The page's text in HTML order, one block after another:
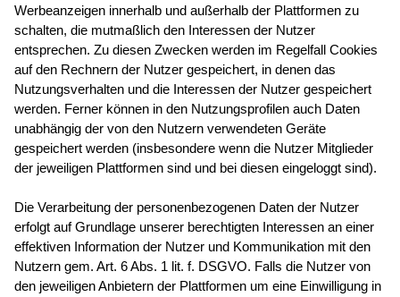
Werbeanzeigen innerhalb und außerhalb der Plattformen zu
schalten, die mutmaßlich den Interessen der Nutzer
entsprechen. Zu diesen Zwecken werden im Regelfall Cookies
auf den Rechnern der Nutzer gespeichert, in denen das
Nutzungsverhalten und die Interessen der Nutzer gespeichert
werden. Ferner können in den Nutzungsprofilen auch Daten
unabhängig der von den Nutzern verwendeten Geräte
gespeichert werden (insbesondere wenn die Nutzer Mitglieder
der jeweiligen Plattformen sind und bei diesen eingeloggt sind).
Die Verarbeitung der personenbezogenen Daten der Nutzer
erfolgt auf Grundlage unserer berechtigten Interessen an einer
effektiven Information der Nutzer und Kommunikation mit den
Nutzern gem. Art. 6 Abs. 1 lit. f. DSGVO. Falls die Nutzer von
den jeweiligen Anbietern der Plattformen um eine Einwilligung in